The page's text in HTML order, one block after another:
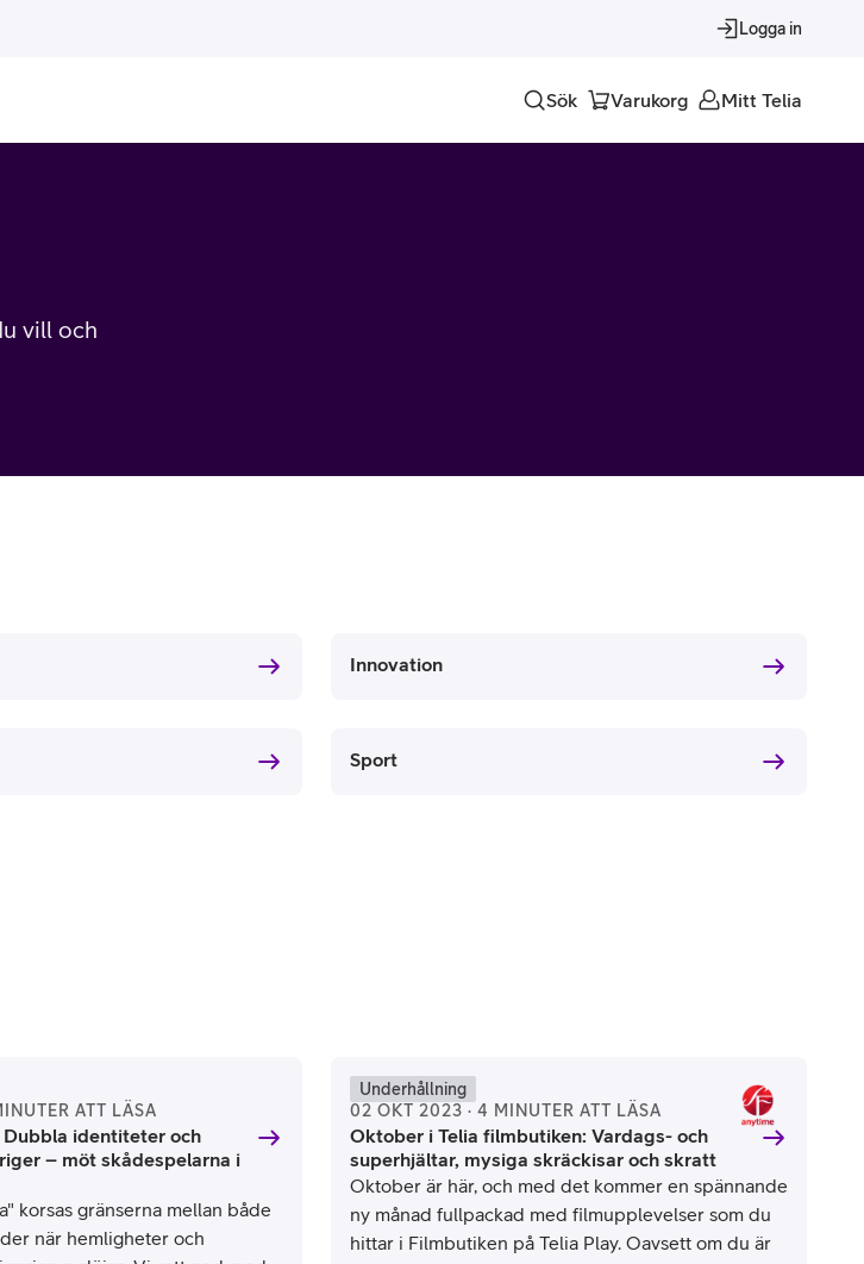
Logga in
Sök Varukorg Mitt Telia
vill och
Innovation
Sport
ATT LÄSA
Dubbla identiteter och
– möt skådespelarna i
korsas gränserna mellan både
när hemligheter och
Underhållning
02 OKT 2023 · 4 MINUTER ATT LÄSA
Oktober i Telia filmbutiken: Vardags- och
superhjältar, mysiga skräckisar och skratt
Oktober är här, och med det kommer en spännande
ny månad fullpackad med filmupplevelser som du
hittar i Filmbutiken på Telia Play. Oavsett om du är